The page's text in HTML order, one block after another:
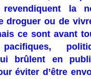
revendiquent la
droguer ou de
ce sont avant
brûlent en
éviter d’être